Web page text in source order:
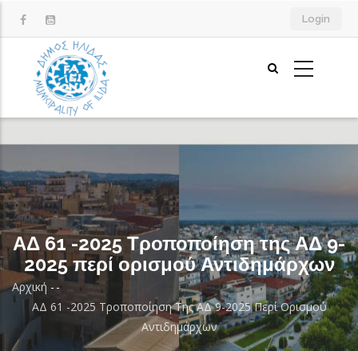
προς
περιεχόμενο
Login
ΑΔ 61 -2025 Τροποποίηση της ΑΔ 9-
2025 περί ορισμού Αντιδημάρχων
Breadcrumb
Αρχική - -
ΑΔ 61 -2025 Τροποποίηση Της ΑΔ 9-2025 Περί Ορισμού
Αντιδημάρχων